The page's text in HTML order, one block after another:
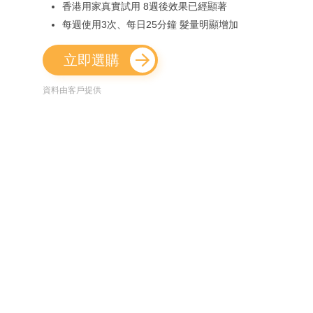
香港用家真實試用 8週後效果已經顯著
每週使用3次、每日25分鐘 髮量明顯增加
立即選購
資料由客戶提供